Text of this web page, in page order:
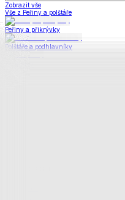
Zobrazit vše
Vše z Peřiny a polštáře
Peřiny a přikrývky
Polštáře a podhlavníky